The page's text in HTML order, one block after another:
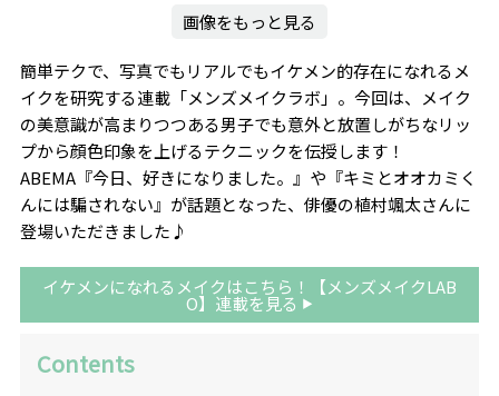
画像をもっと見る
簡単テクで、写真でもリアルでもイケメン的存在になれるメ
イクを研究する連載「メンズメイクラボ」。今回は、メイク
の美意識が高まりつつある男子でも意外と放置しがちなリッ
プから顔色印象を上げるテクニックを伝授します！
ABEMA『今日、好きになりました。』や『キミとオオカミく
んには騙されない』が話題となった、俳優の植村颯太さんに
登場いただきました♪
イケメンになれるメイクはこちら！【メンズメイクLAB
O】連載を見る
Contents